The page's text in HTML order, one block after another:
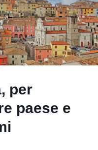
per
paese e